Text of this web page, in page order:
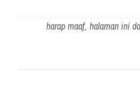
harap maaf, halaman ini